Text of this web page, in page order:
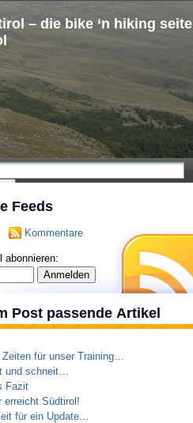
– die bike ‘n hiking seite
Feeds
Kommentare
abonnieren:
Post passende Artikel
für unser Training…
und schneit…
Fazit
erreicht Südtirol!
für ein Update…